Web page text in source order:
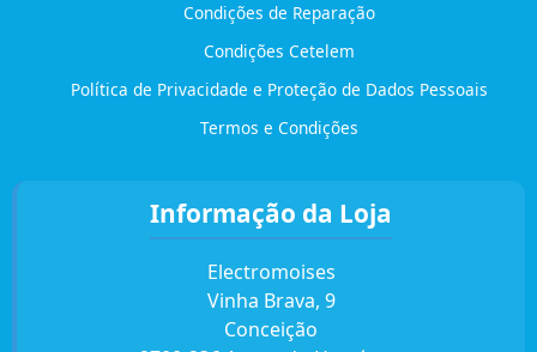
Condições de Reparação
Condições Cetelem
Política de Privacidade e Proteção de Dados Pessoais
Termos e Condições
Informação da Loja
Electromoises
Vinha Brava, 9
Conceição